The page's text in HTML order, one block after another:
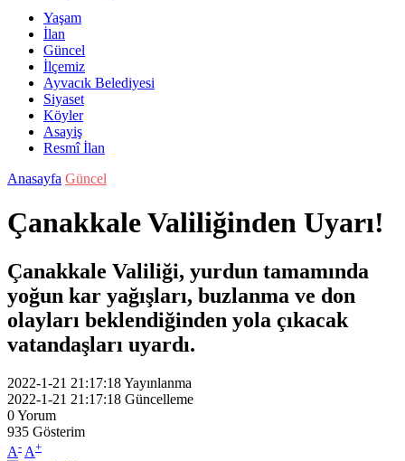
Yaşam
İlan
Güncel
İlçemiz
Ayvacık Belediyesi
Siyaset
Köyler
Asayiş
Resmî İlan
Anasayfa Güncel
Çanakkale Valiliğinden Uyarı!
Çanakkale Valiliği, yurdun tamamında
yoğun kar yağışları, buzlanma ve don
olayları beklendiğinden yola çıkacak
vatandaşları uyardı.
2022-1-21 21:17:18Yayınlanma
2022-1-21 21:17:18 Güncelleme
0Yorum
935 Gösterim
A- A+